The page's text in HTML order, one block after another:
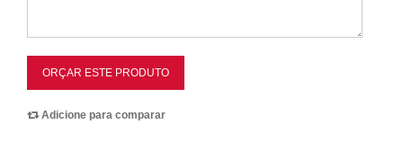
ORÇAR ESTE PRODUTO
Adicione para comparar